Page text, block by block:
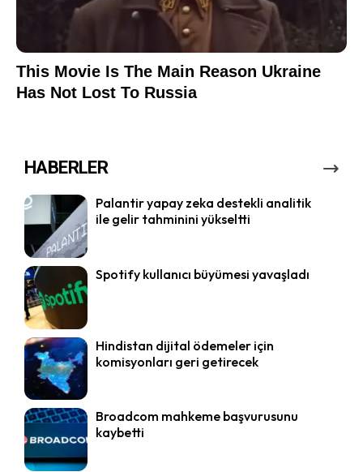
HABERLER
Palantir yapay zeka destekli analitik
ile gelir tahminini yükseltti
Spotify kullanıcı büyümesi yavaşladı
Hindistan dijital ödemeler için
komisyonları geri getirecek
Broadcom mahkeme başvurusunu
kaybetti